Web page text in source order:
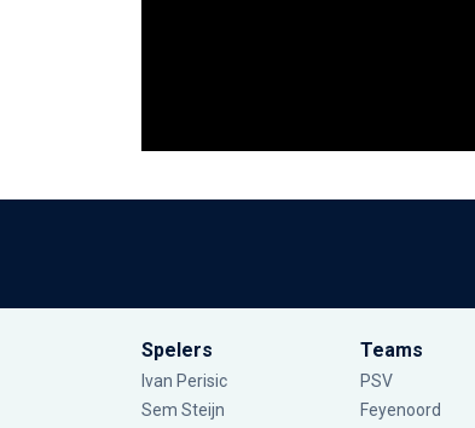
Spelers
Ivan Perisic
Sem Steijn
Teams
PSV
Feyenoord